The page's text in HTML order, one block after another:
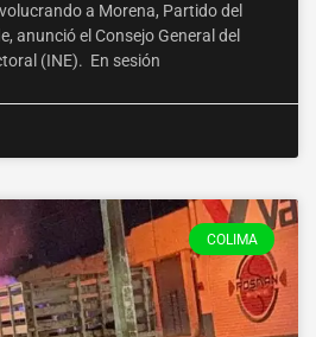
a Morena, Partido del
anunció el Consejo General del
(INE). En sesión
COLIMA